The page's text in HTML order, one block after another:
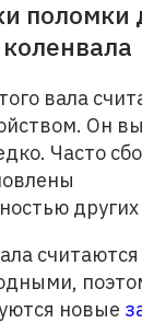
поломки
коленвала
вала
Он
Часто
считаются
новые